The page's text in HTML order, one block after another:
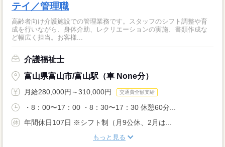
テイ／管理職
高齢者向け介護施設での管理業務です。スタッフのシフト調整や育
成を行いながら、身体介助、レクリエーションの実施、書類作成な
ど幅広く担当。お客様...
介護福祉士
富山県富山市/富山駅（車 None分）
月給280,000円～310,000円 交通費全額支給
・8：00〜17：00 ・8：30〜17：30 休憩60分...
年間休日107日 ※シフト制（月9公休、2月は...
もっと見る